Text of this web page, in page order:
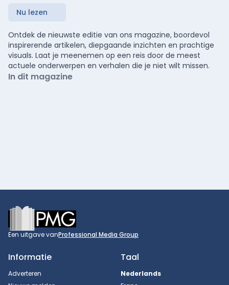
Nu lezen
Ontdek de nieuwste editie van ons magazine, boordevol
inspirerende artikelen, diepgaande inzichten en prachtige
visuals. Laat je meenemen op een reis door de meest
actuele onderwerpen en verhalen die je niet wilt missen.
In dit magazine
Footer
Een uitgave vanProfessional Media Group
Informatie
Adverteren
Taal
Nederlands